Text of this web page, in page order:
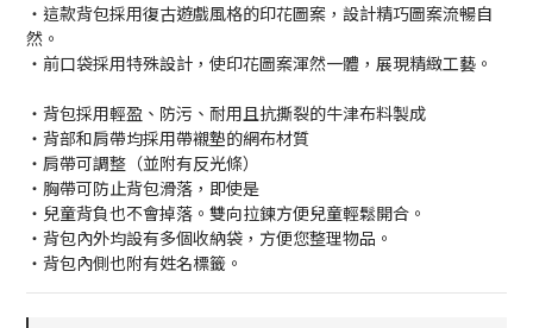
・這款背包採用復古遊戲風格的印花圖案，設計精巧圖案流暢自
然。
・前口袋採用特殊設計，使印花圖案渾然一體，展現精緻工藝。
・背包採用輕盈、防污、耐用且抗撕裂的牛津布料製成
・背部和肩帶均採用帶襯墊的網布材質
・肩帶可調整（並附有反光條）
・胸帶可防止背包滑落，即使是
・兒童背負也不會掉落。雙向拉鍊方便兒童輕鬆開合。
・背包內外均設有多個收納袋，方便您整理物品。
・背包內側也附有姓名標籤。